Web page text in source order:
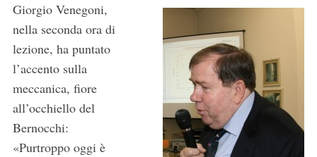
Giorgio Venegoni,
nella seconda ora di
lezione, ha puntato
l’accento sulla
meccanica, fiore
all’occhiello del
Bernocchi:
«Purtroppo oggi è